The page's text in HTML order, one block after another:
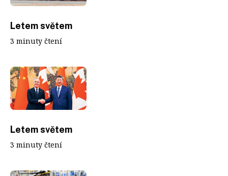
Letem světem
3 minuty čtení
Letem světem
3 minuty čtení